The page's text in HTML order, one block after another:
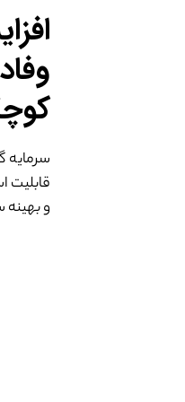
سرمایه
قابلیت
و